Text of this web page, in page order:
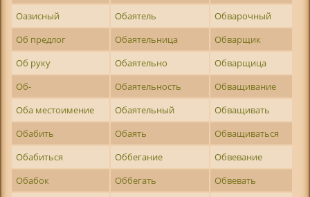
Оазисный
Обаятель
Обварочный
Об предлог
Обаятельница
Обварщик
Об руку
Обаятельно
Обварщица
Об-
Обаятельность
Обващивание
Оба местоимение
Обаятельный
Обващивать
Обабить
Обаять
Обващиваться
Обабиться
Оббегание
Обвевание
Обабок
Оббегать
Обвевать